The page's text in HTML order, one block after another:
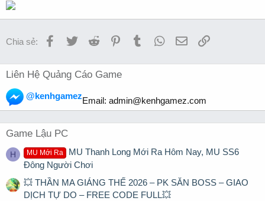
Chia sẻ: Facebook
TwitterReddit PinterestTumblrWhatsApp
EmailLink
Liên Hệ Quảng Cáo Game
@kenhgamezEmail: admin@kenhgamez.com
Game Lậu PC
H MU Mới Ra
MU Thanh Long Mới Ra Hôm Nay, MU SS6
Đông Người Chơi
💥 THẦN MA GIÁNG THẾ 2026 – PK SĂN BOSS – GIAO
DỊCH TỰ DO – FREE CODE FULL💥